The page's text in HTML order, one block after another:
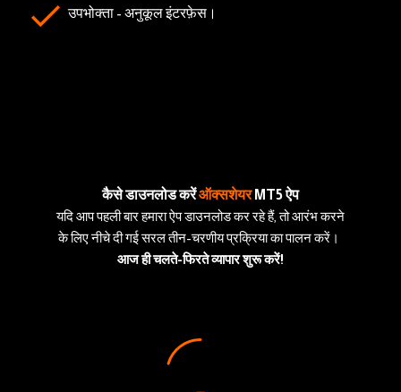
उपभोक्ता - अनुकूल इंटरफ़ेस।
कैसे डाउनलोड करेंऑक्सशेयरMT5 ऐप
यदि आप पहली बार हमारा ऐप डाउनलोड कर रहे हैं, तो आरंभ करने
के लिए नीचे दी गई सरल तीन-चरणीय प्रक्रिया का पालन करें।
आज ही चलते-फिरते व्यापार शुरू करें!